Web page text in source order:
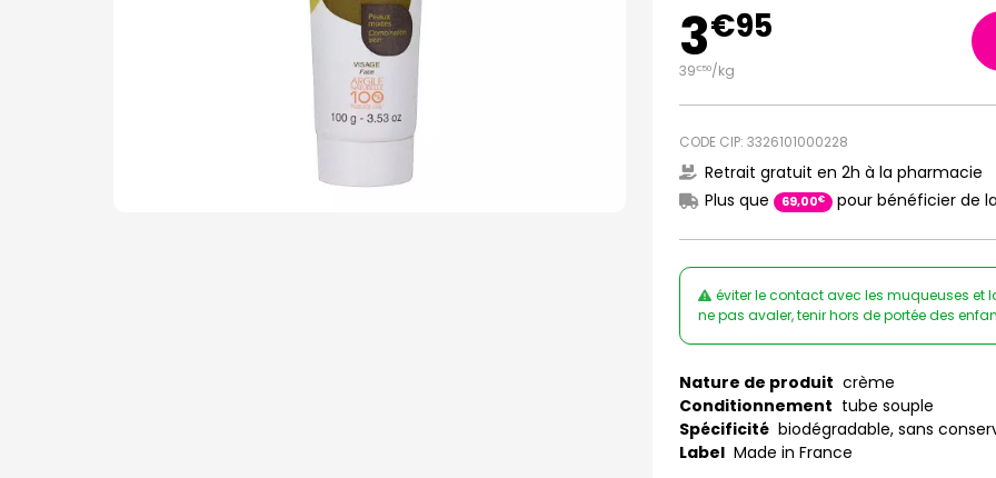
3€95
39€50/kg
CODE CIP: 3326101000228
Retrait gratuit en 2h à la pharmacie
Plus que
69,00€ pour bénéficier de
éviter le contact avec les muqueuses et
ne pas avaler, tenir hors de portée des
Nature de produit crème
Conditionnement tube souple
Spécificité biodégradable, sans
Label Made in France